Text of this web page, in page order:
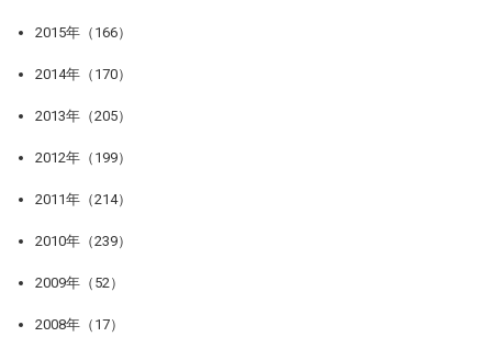
2015年（166）
2014年（170）
2013年（205）
2012年（199）
2011年（214）
2010年（239）
2009年（52）
2008年（17）